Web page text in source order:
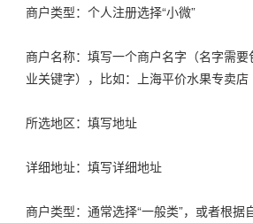
商户类型：个人注册选择“小微”
商户名称：填写一个商户名字（名字需
业关键字），比如：上海平价水果专卖店
所选地区：填写地址
详细地址：填写详细地址
商户类型：通常选择“一般类”，或者根据